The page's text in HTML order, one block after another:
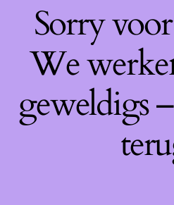
Sorry
We
geweldigs